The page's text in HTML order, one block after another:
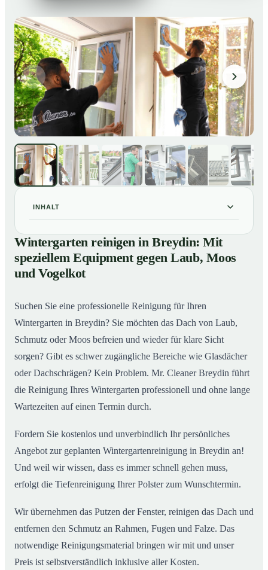
INHALT
Wintergarten reinigen in Breydin: Mit speziellem
Equipment gegen Laub, Moos und Vogelkot
02 So läuft eine professionelle Reinigung eines
Wintergarten in Breydin ab
Wintergarten reinigen in Breydin: Mit
speziellem Equipment gegen Laub, Moos
und Vogelkot
Suchen Sie eine professionelle Reinigung für Ihren
Wintergarten in Breydin? Sie möchten das Dach von Laub,
Schmutz oder Moos befreien und wieder für klare Sicht
sorgen? Gibt es schwer zugängliche Bereiche wie Glasdächer
oder Dachschrägen? Kein Problem. Mr. Cleaner Breydin führt
die Reinigung Ihres Wintergarten professionell und ohne lange
Wartezeiten auf einen Termin durch.
Fordern Sie kostenlos und unverbindlich Ihr persönliches
Angebot zur geplanten Wintergartenreinigung in Breydin an!
Und weil wir wissen, dass es immer schnell gehen muss,
erfolgt die Tiefenreinigung Ihrer Polster zum Wunschtermin.
Wir übernehmen das Putzen der Fenster, reinigen das Dach und
entfernen den Schmutz an Rahmen, Fugen und Falze. Das
notwendige Reinigungsmaterial bringen wir mit und unser
Preis ist selbstverständlich inklusive aller Kosten.